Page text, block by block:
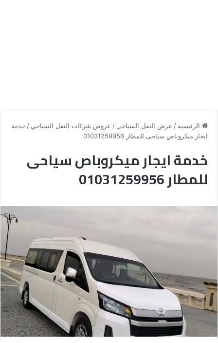
الرئيسية / عرض النقل السياحي / عروض شركات النقل السياحي / خدمة
ايجار ميكروباص سياحى للمطار 01031259956
خدمة ايجار ميكروباص سياحى
للمطار 01031259956